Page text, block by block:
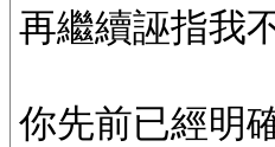
再繼續誣指我
你先前已經明